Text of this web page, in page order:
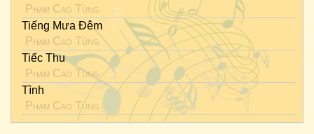
Phạm Cao Tùng
Tiếng Mưa Đêm
Phạm Cao Tùng
Tiếc Thu
Phạm Cao Tùng
Tình
Phạm Cao Tùng